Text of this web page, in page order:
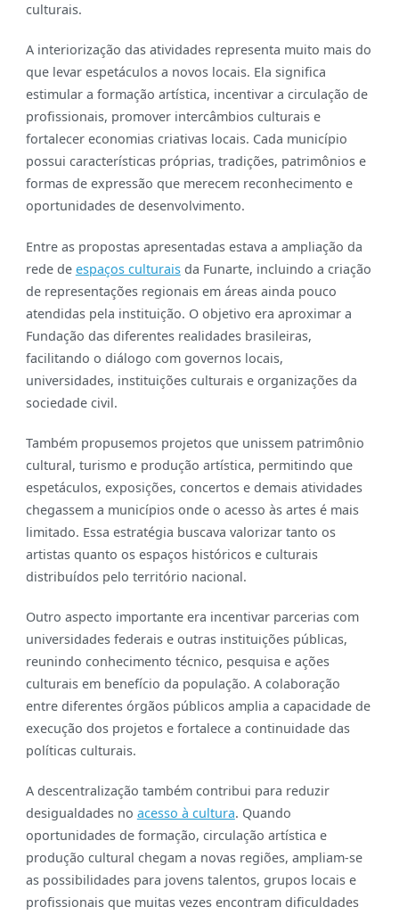
culturais.
A interiorização das atividades representa muito mais do
que levar espetáculos a novos locais. Ela significa
estimular a formação artística, incentivar a circulação de
profissionais, promover intercâmbios culturais e
fortalecer economias criativas locais. Cada município
possui características próprias, tradições, patrimônios e
formas de expressão que merecem reconhecimento e
oportunidades de desenvolvimento.
Entre as propostas apresentadas estava a ampliação da
rede de espaços culturaisda Funarte, incluindo a criação
de representações regionais em áreas ainda pouco
atendidas pela instituição. O objetivo era aproximar a
Fundação das diferentes realidades brasileiras,
facilitando o diálogo com governos locais,
universidades, instituições culturais e organizações da
sociedade civil.
Também propusemos projetos que unissem patrimônio
cultural, turismo e produção artística, permitindo que
espetáculos, exposições, concertos e demais atividades
chegassem a municípios onde o acesso às artes é mais
limitado. Essa estratégia buscava valorizar tanto os
artistas quanto os espaços históricos e culturais
distribuídos pelo território nacional.
Outro aspecto importante era incentivar parcerias com
universidades federais e outras instituições públicas,
reunindo conhecimento técnico, pesquisa e ações
culturais em benefício da população. A colaboração
entre diferentes órgãos públicos amplia a capacidade de
execução dos projetos e fortalece a continuidade das
políticas culturais.
A descentralização também contribui para reduzir
desigualdades no acesso à cultura. Quando
oportunidades de formação, circulação artística e
produção cultural chegam a novas regiões, ampliam-se
as possibilidades para jovens talentos, grupos locais e
profissionais que muitas vezes encontram dificuldades